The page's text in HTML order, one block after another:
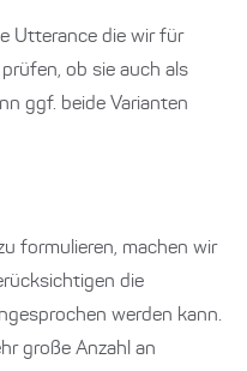
Utterance die wir für
ob sie auch als
ggf. beide Varianten
formulieren, machen wir
die
werden kann.
große Anzahl an